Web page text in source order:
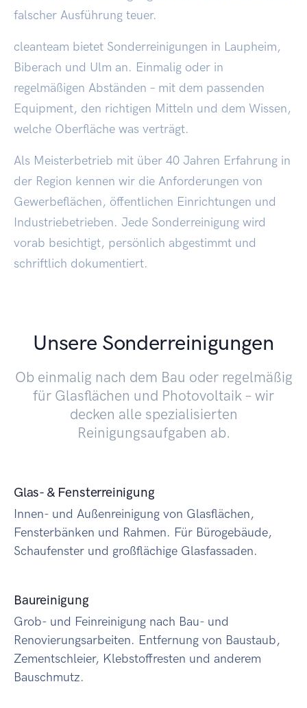
falscher Ausführung teuer.
cleanteam bietet Sonderreinigungen in Laupheim,
Biberach und Ulm an. Einmalig oder in
regelmäßigen Abständen – mit dem passenden
Equipment, den richtigen Mitteln und dem Wissen,
welche Oberfläche was verträgt.
Als Meisterbetrieb mit über 40 Jahren Erfahrung in
der Region kennen wir die Anforderungen von
Gewerbeflächen, öffentlichen Einrichtungen und
Industriebetrieben. Jede Sonderreinigung wird
vorab besichtigt, persönlich abgestimmt und
schriftlich dokumentiert.
Unsere Sonderreinigungen
Ob einmalig nach dem Bau oder regelmäßig
für Glasflächen und Photovoltaik – wir
decken alle spezialisierten
Reinigungsaufgaben ab.
Glas- & Fensterreinigung
Innen- und Außenreinigung von Glasflächen,
Fensterbänken und Rahmen. Für Bürogebäude,
Schaufenster und großflächige Glasfassaden.
Baureinigung
Grob- und Feinreinigung nach Bau- und
Renovierungsarbeiten. Entfernung von Baustaub,
Zementschleier, Klebstoffresten und anderem
Bauschmutz.